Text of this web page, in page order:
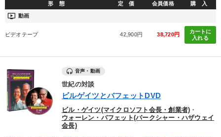
形 態 定 価 会員価格 購 入
ondemand_video 動画
ビデオテープ 42,900円 38,720円
カートに
入れる
音声・動画
世紀の対談
ビルゲイツとバフェットDVD
ビル・ゲイツ(マイクロソフト会長・創業者) ・
ウォーレン・バフェット(バークシャー・ハザウェイ
会長)